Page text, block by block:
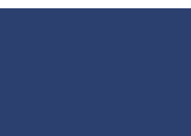
zijn